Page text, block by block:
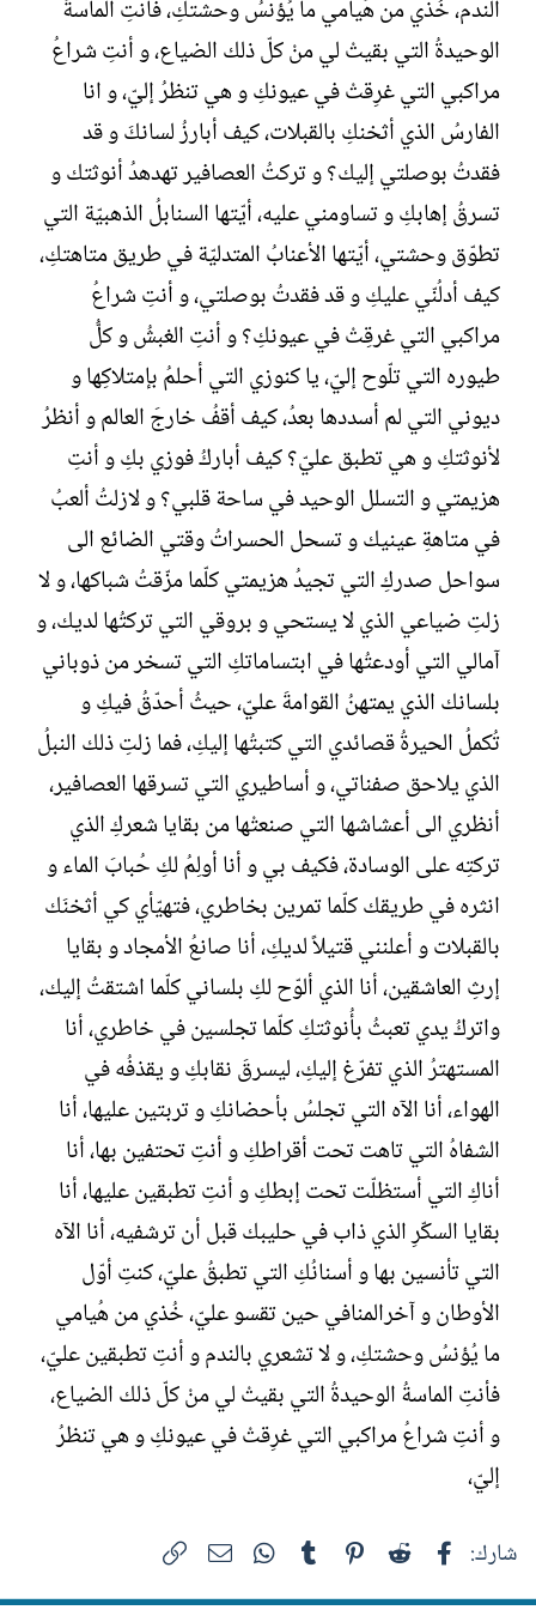
الندم، خُذي من هُيامي ما يُؤنسُ وحشتكِ، فأنتِ الماسةُ
الوحيدةُ التي بقيتْ لي منْ كلّ ذلك الضياع، و أنتِ شراعُ
مراكبي التي غرِقتْ في عيونكِ و هي تنظرُ إليّ، و انا
الفارسُ الذي أثخنكِ بالقبلات، كيف أبارزُ لسانكَ و قد
فقدتُ بوصلتي إليك؟ و تركتُ العصافير تهدهدُ أنوثتك و
تسرقُ إهابكِ و تساومني عليه، أيّتها السنابلُ الذهبيّة التي
تطوّق وحشتي، أيّتها الأعنابُ المتدليّة في طريق متاهتكِ،
كيف أدلُنّي عليكِ و قد فقدتُ بوصلتي، و أنتِ شراعُ
مراكبي التي غرقِتْ في عيونكِ؟ و أنتِ الغبشُ و كلُّ
طيوره التي تلّوح إليّ، يا كنوزي التي أحلمُ بإمتلاكِها و
ديوني التي لم أسددها بعدُ، كيف أقفُ خارجَ العالم و أنظرُ
لأنوثتكِ و هي تطبق عليّ؟ كيف أباركُ فوزي بكِ و أنتِ
هزيمتي و التسلل الوحيد في ساحة قلبي؟ و لازلتُ ألعبُ
في متاهةِ عينيك و تسحل الحسراتُ وقتي الضائع الى
سواحل صدركِ التي تجيدُ هزيمتي كلّما مزّقتُ شباكها، و لا
زلتِ ضياعي الذي لا يستحي و بروقي التي تركتُها لديك، و
آمالي التي أودعتُها في ابتساماتكِ التي تسخر من ذوباني
بلسانك الذي يمتهنُ القوامةَ عليّ، حيثُ أحدّقُ فيكِ و
تُكملُ الحيرةُ قصائدي التي كتبتُها إليكِ، فما زلتِ ذلك النبلُ
الذي يلاحق صفناتي، و أساطيري التي تسرقها العصافير،
أنظري الى أعشاشها التي صنعتْها من بقايا شعركِ الذي
تركتِه على الوسادة، فكيف بي و أنا أولِمُ لكِ حُبابَ الماء و
انثره في طريقك كلّما تمرين بخاطري، فتهيّأي كي أثخنَك
بالقبلات و أعلنني قتيلاً لديكِ، أنا صانعُ الأمجاد و بقايا
إرثِ العاشقين، أنا الذي ألوّح لكِ بلساني كلّما اشتقتُ إليك،
واتركُ يدي تعبثُ بأُنوثتكِ كلّما تجلسين في خاطري، أنا
المستهترُ الذي تفرّغ إليكِ، ليسرقَ نقابكِ و يقذفُه في
الهواء، أنا الآه التي تجلسُ بأحضانكِ و تربتين عليها، أنا
الشفاهُ التي تاهت تحت أقراطكِ و أنتِ تحتفين بها، أنا
أناكِ التي أستظلّت تحت إبطكِ و أنتِ تطبقين عليها، أنا
بقايا السكّرِ الذي ذاب في حليبك قبل أن ترشفيه، أنا الآه
التي تأنسين بها و أسنانُكِ التي تطبقُ عليّ، كنتِ أوّل
الأوطان و آخرالمنافي حين تقسو عليّ، خُذي من هُيامي
ما يُؤنسُ وحشتكِ، و لا تشعري بالندم و أنتِ تطبقين عليّ،
فأنتِ الماسةُ الوحيدةُ التي بقيتْ لي منْ كلّ ذلك الضياع،
و أنتِ شراعُ مراكبي التي غرِقتْ في عيونكِ و هي تنظرُ
إليّ،
شارك: فيسبوك Reddit
Pinterest
Tumblr
WhatsAppالبريد الإلكتروني